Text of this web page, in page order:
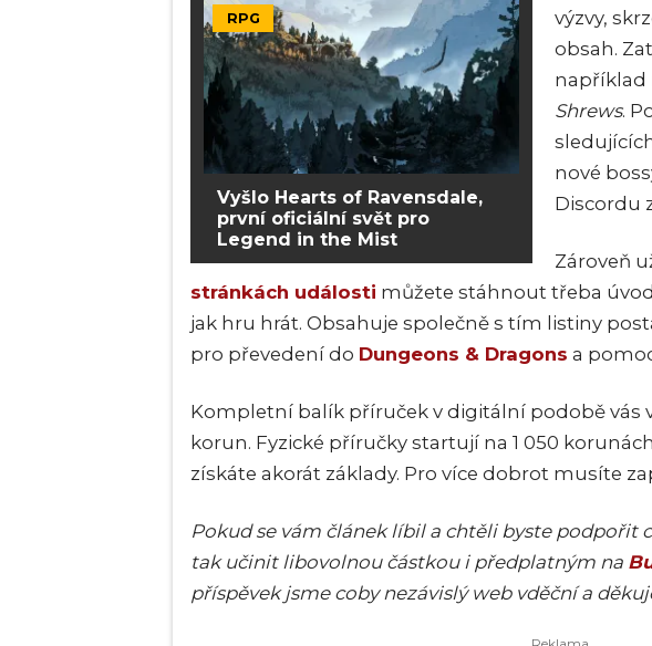
RPG
Vyšlo Hearts of Ravensdale,
první oficiální svět pro
Legend in the Mist
výzvy,
obsah.
například
Shrews.
nové
Discordu
Zároveň
stránkách události můžete stáhnout třeba
jak hru hrát. Obsahuje společně s tím listiny
pro převedení do Dungeons & Dragons a
Kompletní balík příruček v digitální podobě vás
korun. Fyzické příručky startují na 1 050
získáte akorát základy. Pro více dobrot musíte
Pokud se vám článek líbil a chtěli byste podpořit
tak učinit libovolnou částkou i předplatným na
příspěvek jsme coby nezávislý web vděční a